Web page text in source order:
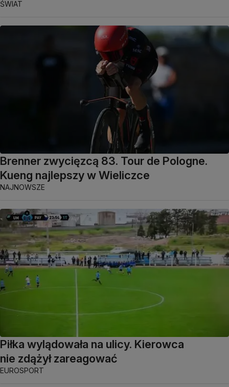
ŚWIAT
Brenner zwycięzcą 83. Tour de Pologne.
Kueng najlepszy w Wieliczce
NAJNOWSZE
Piłka wylądowała na ulicy. Kierowca
nie zdążył zareagować
EUROSPORT